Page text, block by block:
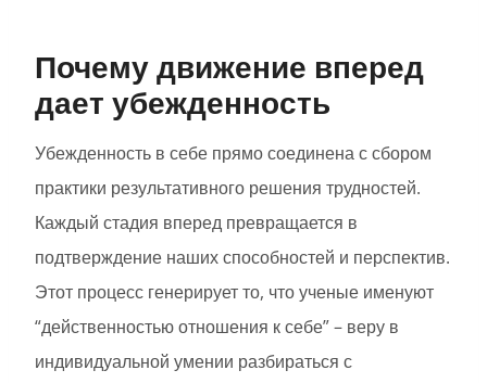
Почему движение вперед
дает убежденность
Убежденность в себе прямо соединена с сбором
практики результативного решения трудностей.
Каждый стадия вперед превращается в
подтверждение наших способностей и перспектив.
Этот процесс генерирует то, что ученые именуют
“действенностью отношения к себе” – веру в
индивидуальной умении разбираться с